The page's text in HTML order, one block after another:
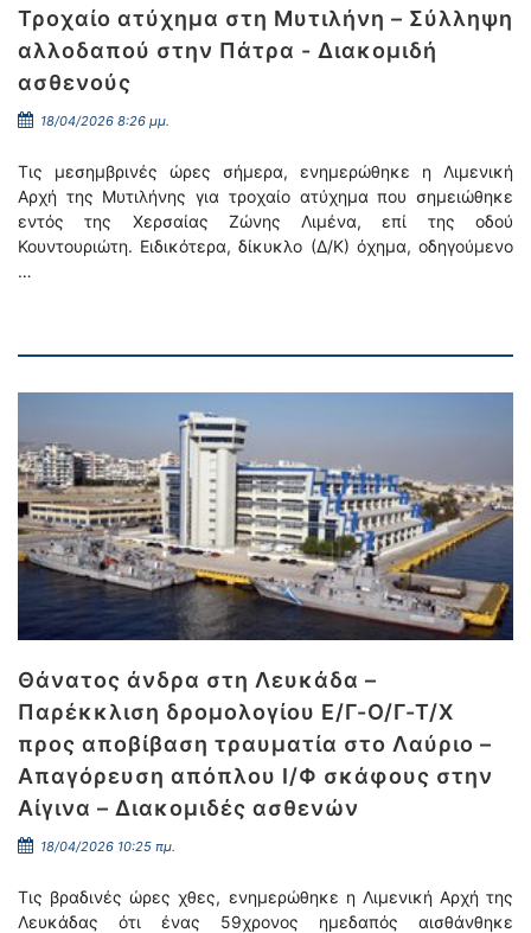
Τροχαίο ατύχημα στη Μυτιλήνη – Σύλληψη
αλλοδαπού στην Πάτρα - Διακομιδή
ασθενούς
18/04/2026 8:26 μμ.
Τις μεσημβρινές ώρες σήμερα, ενημερώθηκε η Λιμενική
Αρχή της Μυτιλήνης για τροχαίο ατύχημα που σημειώθηκε
εντός της Χερσαίας Ζώνης Λιμένα, επί της οδού
Κουντουριώτη. Ειδικότερα, δίκυκλο (Δ/Κ) όχημα, οδηγούμενο
…
Θάνατος άνδρα στη Λευκάδα –
Παρέκκλιση δρομολογίου Ε/Γ-Ο/Γ-Τ/Χ
προς αποβίβαση τραυματία στο Λαύριο –
Απαγόρευση απόπλου Ι/Φ σκάφους στην
Αίγινα – Διακομιδές ασθενών
18/04/2026 10:25 πμ.
Τις βραδινές ώρες χθες, ενημερώθηκε η Λιμενική Αρχή της
Λευκάδας ότι ένας 59χρονος ημεδαπός αισθάνθηκε